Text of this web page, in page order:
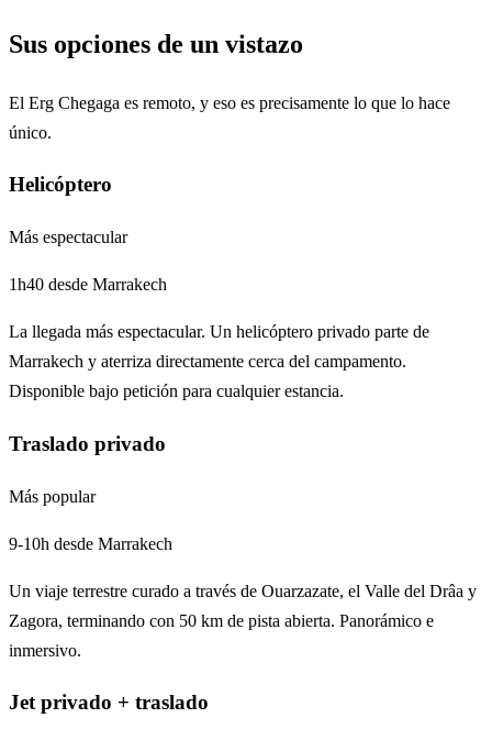
Sus opciones de un vistazo
El Erg Chegaga es remoto, y eso es precisamente lo que lo hace
único.
Helicóptero
Más espectacular
1h40 desde Marrakech
La llegada más espectacular. Un helicóptero privado parte de
Marrakech y aterriza directamente cerca del campamento.
Disponible bajo petición para cualquier estancia.
Traslado privado
Más popular
9-10h desde Marrakech
Un viaje terrestre curado a través de Ouarzazate, el Valle del Drâa y
Zagora, terminando con 50 km de pista abierta. Panorámico e
inmersivo.
Jet privado + traslado